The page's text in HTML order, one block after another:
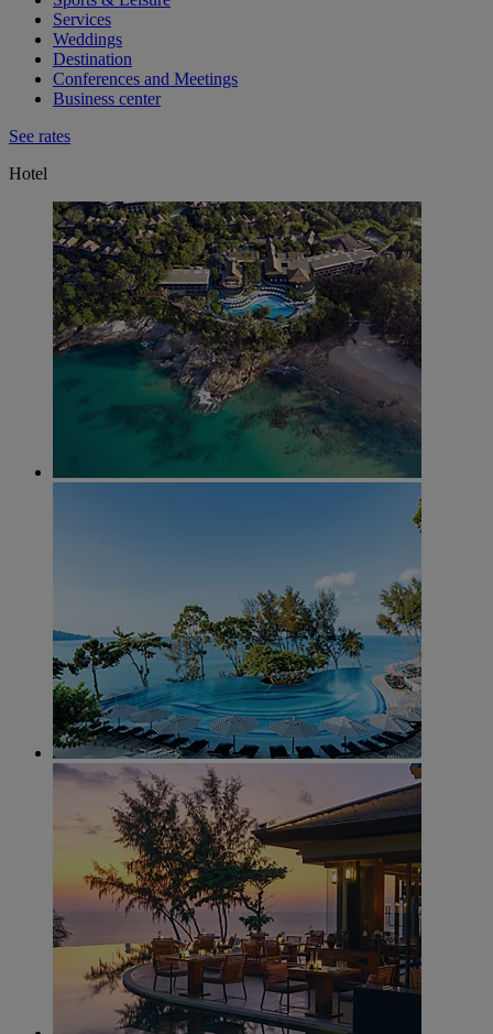
Services
Weddings
Destination
Conferences and Meetings
Business center
See rates
Hotel